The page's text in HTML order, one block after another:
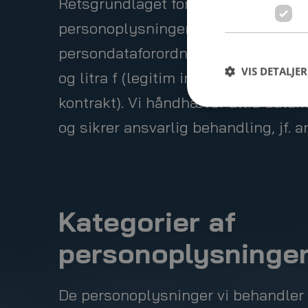
personoplysninger forefindes som
persondataforordningens art. 6, stk.
og litra f (legitim interesse) samt
kontrakt). Vi håndhæver altid
og sikrer ansvarlig behandling, jf.
Kategorier af
De personoplysninger vi
VIS DETALJER